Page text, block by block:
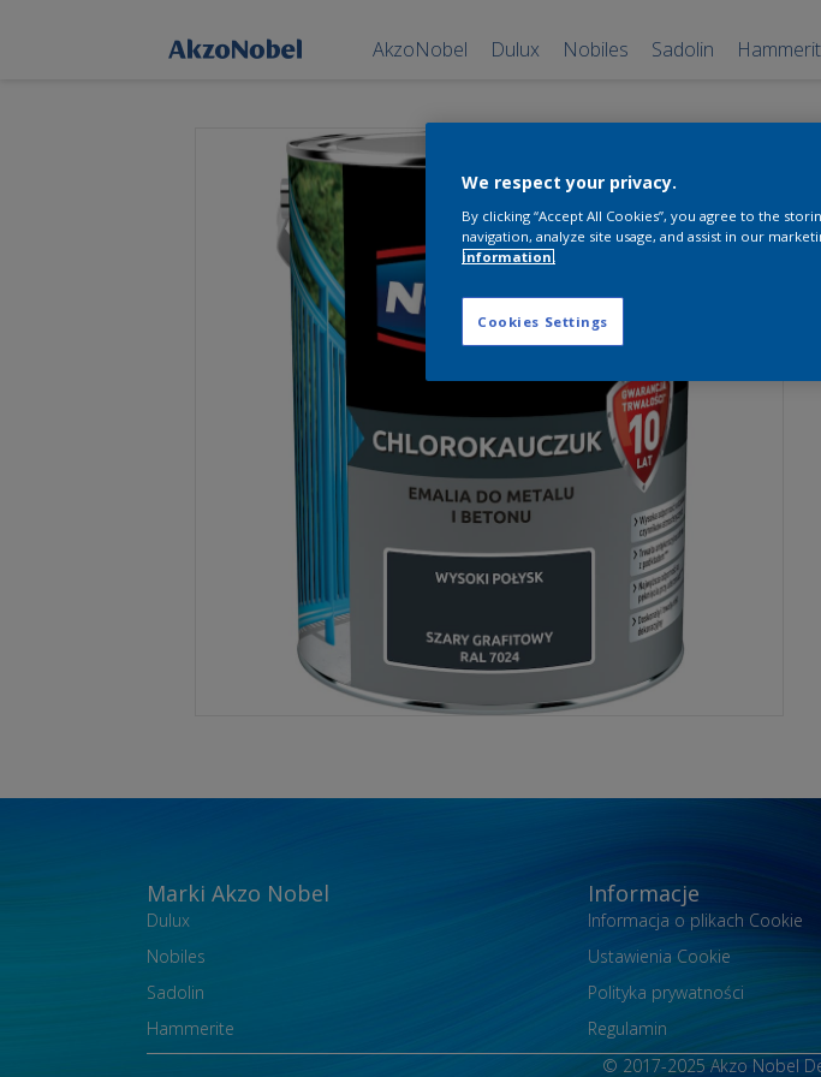
AkzoNobel Dulux Nobiles Sadolin
Marki Akzo Nobel
Dulux
Nobiles
Sadolin
Hammerite
Informacje
Informacja o plikach Cookie
Ustawienia Cookie
Polityka prywatności
Regulamin
© 2017-2025 Akzo Nobel
We respect your privacy.
By clicking “Accept All Cookies”, you agree to the
navigation, analyze site usage, and assist in our
information.
Cookies Settings